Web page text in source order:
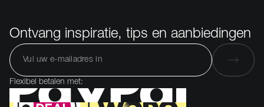
Ontvang inspiratie, tips en aanbiedingen
Flexibel betalen met: